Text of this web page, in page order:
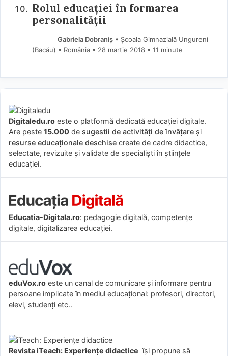
Rolul educației în formarea
personalității
Gabriela Dobraniș• Școala Gimnazială Ungureni
(Bacău) • România
28 martie 2018 • 11 minute
Digitaledu.ro este o platformă dedicată educației digitale.
Are peste 15.000 de sugestii de activități de învățare și
resurse educaționale deschise create de cadre didactice,
selectate, revizuite și validate de specialiști în științele
educației.
Educatia-Digitala.ro: pedagogie digitală, competențe
digitale, digitalizarea educației.
eduVox.ro este un canal de comunicare și informare pentru
persoane implicate în mediul educațional: profesori, directori,
elevi, studenți etc..
Revista iTeach: Experienţe didactice îşi propune să